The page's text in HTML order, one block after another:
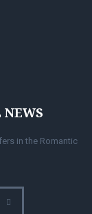
NEWS
in the Romantic